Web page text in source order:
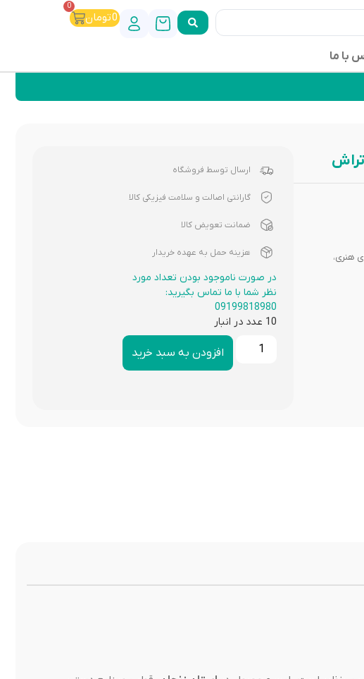
0تومان
0
با ما
هنری،
ارسال توسط فروشگاه
گارانتی اصالت و سلامت فیزیکی کالا
ضمانت تعویض کالا
هزینه حمل به عهده خریدار
در صورت ناموجود بودن تعداد مورد
نظر شما با ما تماس بگیرید:
09199818980
10 عدد در انبار
افزودن به سبد خرید